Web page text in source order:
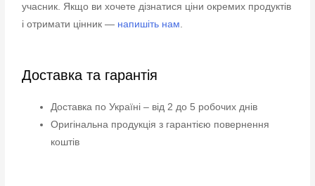
учасник. Якщо ви хочете дізнатися ціни окремих продуктів
і отримати цінник — напишіть нам.
Доставка та гарантія
Доставка по Україні – від 2 до 5 робочих днів
Оригінальна продукція з гарантією повернення
коштів